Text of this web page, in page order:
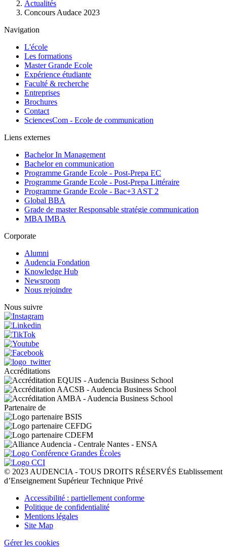
d'ArianeActualités
Concours Audace 2023
Navigation
L'école
Les formations
Master Grande Ecole
Expérience étudiante
Faculté & recherche
Entreprises
Brochures
Contact
SciencesCom - Ecole de communication
Liens externes
Bachelor In Management
Bachelor en communication
Programme Grande Ecole - Post-Prepa EC
Programme Grande Ecole - Post-Prepa Littéraire
Programme Grande Ecole - Bac+3 AST 2
Global BBA
Grade de master Responsable stratégie communication
MBA IMBA
Corporate
Alumni
Audencia Fondation
Knowledge Hub
Newsroom
Nous rejoindre
Nous suivre
Accréditations
Partenaire de
© 2023 AUDENCIA - TOUS DROITS RÉSERVÉS Etablissement
d’Enseignement Supérieur Technique Privé
Pied
page
Accessibilité : partiellement conforme
Politique de confidentialité
Mentions légales
Site Map
Gérer les cookies